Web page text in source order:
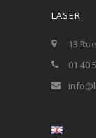
LASER
13
01 40